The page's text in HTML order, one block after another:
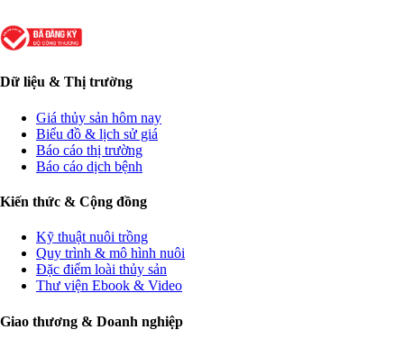
Dữ liệu & Thị trường
Giá thủy sản hôm nay
Biểu đồ & lịch sử giá
Báo cáo thị trường
Báo cáo dịch bệnh
Kiến thức & Cộng đồng
Kỹ thuật nuôi trồng
Quy trình & mô hình nuôi
Đặc điểm loài thủy sản
Thư viện Ebook & Video
Giao thương & Doanh nghiệp